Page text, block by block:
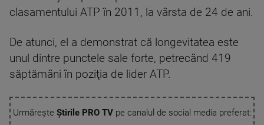
clasamentului ATP în 2011, la vârsta de 24 de ani.
De atunci, el a demonstrat că longevitatea este
unul dintre punctele sale forte, petrecând 419
săptămâni în poziţia de lider ATP.
Urmărește Știrile PRO TVpe canalul de social media preferat: